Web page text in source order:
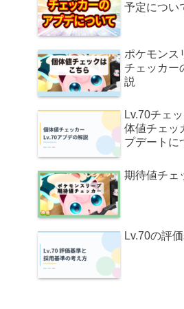
予定につい
ポケモンス
チェッカー
説
Lv.70チェ
体値チェッ
プデートに
期待値チェ
Lv.70の評